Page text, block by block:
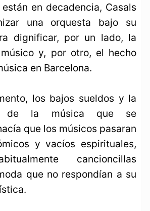
en decadencia, Casals
una orquesta bajo su
dignificar, por un lado, la
y, por otro, el hecho
en Barcelona.
los bajos sueldos y la
de la música que se
que los músicos pasaran
y vacíos espirituales,
cancioncillas
que no respondían a su